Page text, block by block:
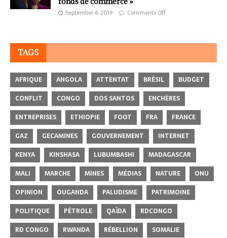
September 4, 2019 Comments Off
TAGS
AFRIQUE ANGOLA ATTENTAT BRÉSIL
BUDGET
CONFLIT
CONGO DOS SANTOS
ENCHÈRES
ENTREPRISES
ETHIOPIE FOOT FRA
FRANCE
GAZ
GECAMINES GOUVERNEMENT
INTERNET
KENYA
KINSHASA LUBUMBASHI
MADAGASCAR
MALI
MARCHE MINES MÉDIAS NATURE
ONU
OPINION
OUGANDA PALUDISME
PATRIMOINE
POLITIQUE
PÉTROLE QAÏDA
RDCONGO
RD CONGO
RWANDA RÉBELLION SOMALIE